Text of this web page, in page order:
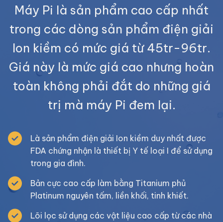
Máy Pi là sản phẩm cao cấp nhất
trong các dòng sản phẩm điện giải
Ion kiềm có mức giá từ 45tr-96tr.
Giá này là mức giá cao nhưng hoàn
toàn không phải đắt do những giá
trị mà máy Pi đem lại.
Là sản phẩm điện giải Ion kiềm duy nhất được
FDA chứng nhận là thiết bị Y tế loại I để sử dụng
trong gia đình.
Bản cực cao cấp làm bằng Titanium phủ
Platinum nguyên tấm, liền khối, tinh khiết.
Lõi lọc sử dụng các vật liệu cao cấp từ các nhà